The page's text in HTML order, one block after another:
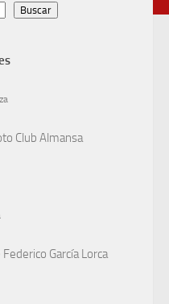
Buscar
Club Almansa
García Lorca